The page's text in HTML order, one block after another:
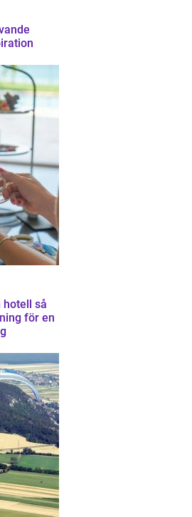
så
för en